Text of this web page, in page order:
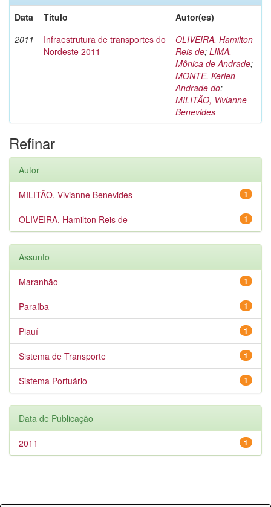
Data
Título
Autor(es)
2011
Infraestrutura de transportes do
Nordeste 2011
OLIVEIRA, Hamilton
Reis de; LIMA,
Mônica de Andrade;
MONTE, Kerlen
Andrade do;
MILITÃO, Vivianne
Benevides
Refinar
Autor
1
MILITÃO, Vivianne Benevides
1
OLIVEIRA, Hamilton Reis de
Assunto
1
Maranhão
1
Paraíba
1
Piauí
1
Sistema de Transporte
1
Sistema Portuário
Data de Publicação
1
2011